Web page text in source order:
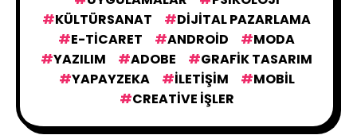
GÜNDEMDEKILER 43
VIDEO 116
KÜLTÜRSANAT
DIJITAL PAZARLAMA
E-TICARET
ANDROID
MODA
YAZILIM
ADOBE
GRAFIK TASARIM
YAPAYZEKA
İLETIŞIM
MOBIL
CREATIVE İŞLER